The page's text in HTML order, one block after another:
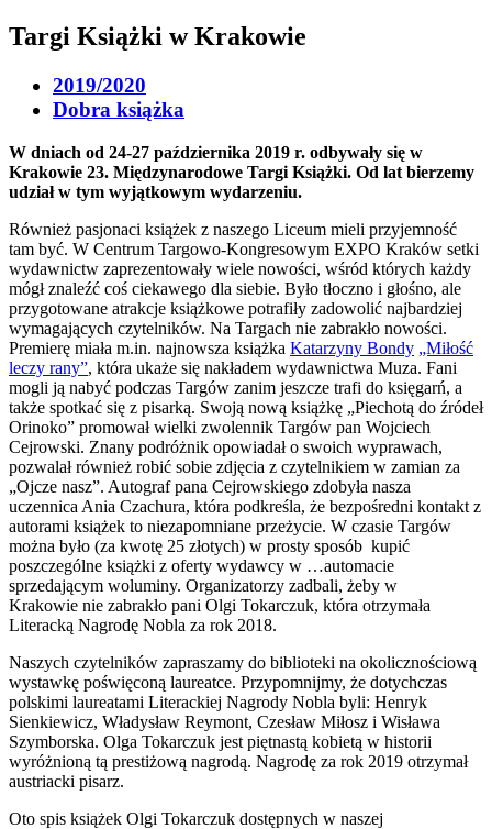
Targi Książki w Krakowie
2019/2020
Dobra książka
W dniach od 24-27 października 2019 r. odbywały się w
Krakowie 23. Międzynarodowe Targi Książki. Od lat bierzemy
udział w tym wyjątkowym wydarzeniu.
Również pasjonaci książek z naszego Liceum mieli przyjemność
tam być. W Centrum Targowo-Kongresowym EXPO Kraków setki
wydawnictw zaprezentowały wiele nowości, wśród których każdy
mógł znaleźć coś ciekawego dla siebie. Było tłoczno i głośno, ale
przygotowane atrakcje książkowe potrafiły zadowolić najbardziej
wymagających czytelników. Na Targach nie zabrakło nowości.
Premierę miała m.in. najnowsza książka Katarzyny Bondy „Miłość
leczy rany”, która ukaże się nakładem wydawnictwa Muza. Fani
mogli ją nabyć podczas Targów zanim jeszcze trafi do księgarń, a
także spotkać się z pisarką. Swoją nową książkę „Piechotą do źródeł
Orinoko” promował wielki zwolennik Targów pan Wojciech
Cejrowski. Znany podróżnik opowiadał o swoich wyprawach,
pozwalał również robić sobie zdjęcia z czytelnikiem w zamian za
„Ojcze nasz”. Autograf pana Cejrowskiego zdobyła nasza
uczennica Ania Czachura, która podkreśla, że bezpośredni kontakt z
autorami książek to niezapomniane przeżycie. W czasie Targów
można było (za kwotę 25 złotych) w prosty sposób kupić
poszczególne książki z oferty wydawcy w …automacie
sprzedającym woluminy. Organizatorzy zadbali, żeby w
Krakowie nie zabrakło pani Olgi Tokarczuk, która otrzymała
Literacką Nagrodę Nobla za rok 2018.
Naszych czytelników zapraszamy do biblioteki na okolicznościową
wystawkę poświęconą laureatce. Przypomnijmy, że dotychczas
polskimi laureatami Literackiej Nagrody Nobla byli: Henryk
Sienkiewicz, Władysław Reymont, Czesław Miłosz i Wisława
Szymborska. Olga Tokarczuk jest piętnastą kobietą w historii
wyróżnioną tą prestiżową nagrodą. Nagrodę za rok 2019 otrzymał
austriacki pisarz.
Oto spis książek Olgi Tokarczuk dostępnych w naszej